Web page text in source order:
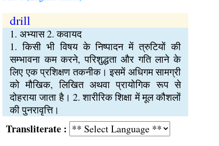
drill
1. अभ्यास 2. कवायद
1. किसी भी विषय के निष्पादन में त्रुटियों की
सम्भावना कम करने, परिशुद्धता और गति लाने के
लिए एक प्रशिक्षण तकनीक। इसमें अधिगम सामग्री
को मौखिक, लिखित अथवा प्रायोगिक रूप से
दोहराया जाता है। 2. शारीरिक शिक्षा में मूल कौशलों
की पुनरावृत्ति।
: